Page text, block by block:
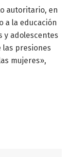
autoritario, en
a la educación
y adolescentes
las presiones
mujeres»,